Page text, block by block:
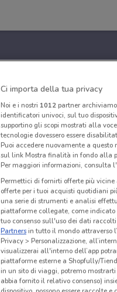
Ci importa della tua privacy
Noi e i nostri 1012partner
identificatori univoci, sul tuo
supportino gli scopi mostrati alla
tecnologie dovessero essere
Puoi accedere nuovamente a
sul link Mostra finalità in fondo alla
Per maggiori informazioni, consulta
Permettici di fornirti offerte più vicine
offerte per i tuoi acquisti quotidiani
una serie di strumenti e analisi
piattaforme collegate, come indicato
tuo consenso sull'uso dei dati
Partnersin tutto il mondo attraverso
Privacy > Personalizzazione,
visualizzerai all'interno dell’app
piattaforme esterne a Shopfully/
in un sito di viaggi, potremo
abbia fornito il relativo consenso)